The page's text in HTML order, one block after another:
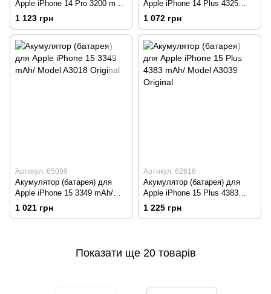
Apple iPhone 14 Pro 3200 mAh/
Model A2866 Original
1 123 грн
Apple iPhone 14 Plus 4325
mAh/ Model A2850 Original
1 072 грн
Артикул: 65099
Акумулятор (батарея) для
Apple iPhone 15 3349 mAh/
Model A3018 Original
1 021 грн
Артикул: 62616
Акумулятор (батарея) для
Apple iPhone 15 Plus 4383
mAh/ Model A3039 Original
1 225 грн
Показати ще 20 товарів